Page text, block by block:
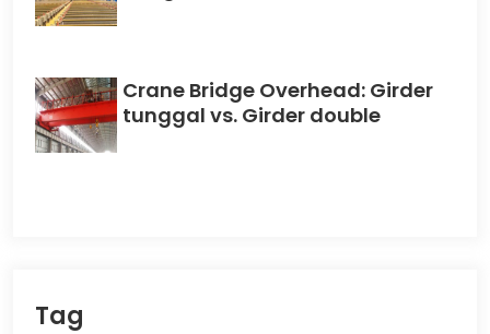
Crane Bridge Overhead: Girder
tunggal vs. Girder double
Tag